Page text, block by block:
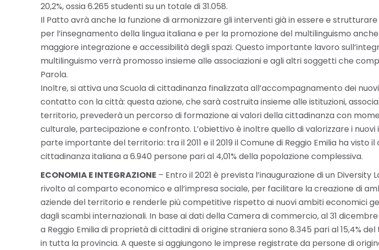
20,2%, ossia 6.265 studenti su un totale di 31.058.
Il Patto avrà anche la funzione di armonizzare gli interventi già in essere e
per l’insegnamento della lingua italiana e per la promozione del multilinguismo
maggiore integrazione e accessibilità degli spazi. Questo importante lavoro
multilinguismo verrà promosso insieme alle associazioni e agli altri soggetti che
Parola.
Inoltre, si attiva una Scuola di cittadinanza finalizzata all’accompagnamento dei
contatto con la città: questa azione, che sarà costruita insieme alle istituzioni,
territorio, prevederà un percorso di formazione ai valori della cittadinanza con
culturale, partecipazione e confronto. L’obiettivo è inoltre quello di valorizzare i nuovi
parte importante del territorio: tra il 2011 e il 2019 il Comune di Reggio Emilia ha visto
cittadinanza italiana a 6.940 persone pari al 4,01% della popolazione complessiva.
ECONOMIA E INTEGRAZIONE – Entro il 2021 è prevista l’inaugurazione di un
rivolto al comparto economico e all’impresa sociale, per facilitare la creazione di
aziende del territorio e renderle più competitive rispetto ai nuovi ambiti economici
dagli scambi internazionali. In base ai dati della Camera di commercio, al 31
a Reggio Emilia di proprietà di cittadini di origine straniera sono 8.345 pari al 15,4%
in tutta la provincia. A queste si aggiungono le imprese registrate da persone di